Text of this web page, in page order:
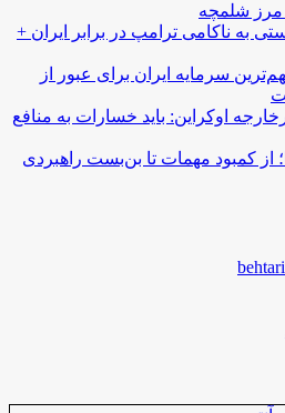
مرز شلمچه
به ناکامی ترامپ در برابر ایران +
سرمایه ایران برای عبور از
اوکراین: باید خسارات به منافع
از کمبود مهمات تا بن‌بست راهبردی